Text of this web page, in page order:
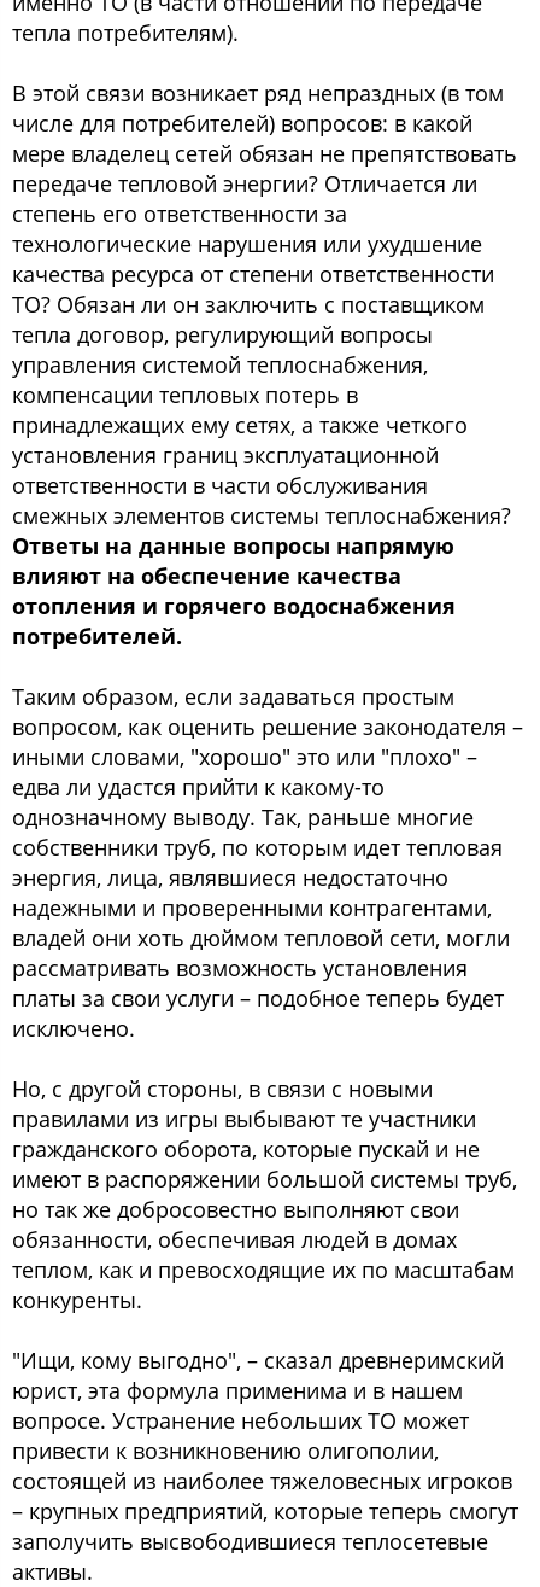
тепла потребителям).
В этой связи возникает ряд непраздных (в том
числе для потребителей) вопросов: в какой
мере владелец сетей обязан не препятствовать
передаче тепловой энергии? Отличается ли
степень его ответственности за
технологические нарушения или ухудшение
качества ресурса от степени ответственности
ТО? Обязан ли он заключить с поставщиком
тепла договор, регулирующий вопросы
управления системой теплоснабжения,
компенсации тепловых потерь в
принадлежащих ему сетях, а также четкого
установления границ эксплуатационной
ответственности в части обслуживания
смежных элементов системы теплоснабжения?
Ответы на данные вопросы напрямую
влияют на обеспечение качества
отопления и горячего водоснабжения
потребителей.
Таким образом, если задаваться простым
вопросом, как оценить решение законодателя –
иными словами, "хорошо" это или "плохо" –
едва ли удастся прийти к какому-то
однозначному выводу. Так, раньше многие
собственники труб, по которым идет тепловая
энергия, лица, являвшиеся недостаточно
надежными и проверенными контрагентами,
владей они хоть дюймом тепловой сети, могли
рассматривать возможность установления
платы за свои услуги – подобное теперь будет
исключено.
Но, с другой стороны, в связи с новыми
правилами из игры выбывают те участники
гражданского оборота, которые пускай и не
имеют в распоряжении большой системы труб,
но так же добросовестно выполняют свои
обязанности, обеспечивая людей в домах
теплом, как и превосходящие их по масштабам
конкуренты.
"Ищи, кому выгодно", – сказал древнеримский
юрист, эта формула применима и в нашем
вопросе. Устранение небольших ТО может
привести к возникновению олигополии,
состоящей из наиболее тяжеловесных игроков
– крупных предприятий, которые теперь смогут
заполучить высвободившиеся теплосетевые
активы.